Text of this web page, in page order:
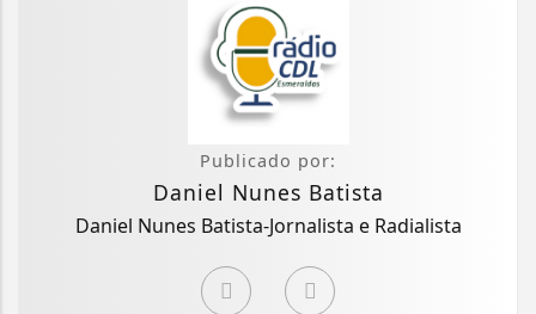
Publicado por:
Daniel Nunes Batista
Daniel Nunes Batista-Jornalista e Radialista